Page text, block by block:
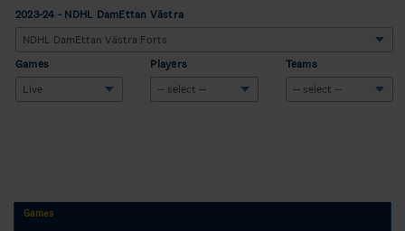
2023-24 - NDHL DamEttan Västra
Games Players Teams
Games